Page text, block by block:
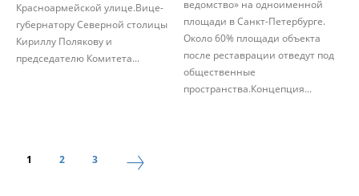
Красноармейской улице.Вице-
губернатору Северной столицы
Кириллу Полякову и
председателю Комитета...
ведомство» на одноименной
площади в Санкт-Петербурге.
Около 60% площади объекта
после реставрации отведут под
общественные
пространства.Концепция...
1 2 3